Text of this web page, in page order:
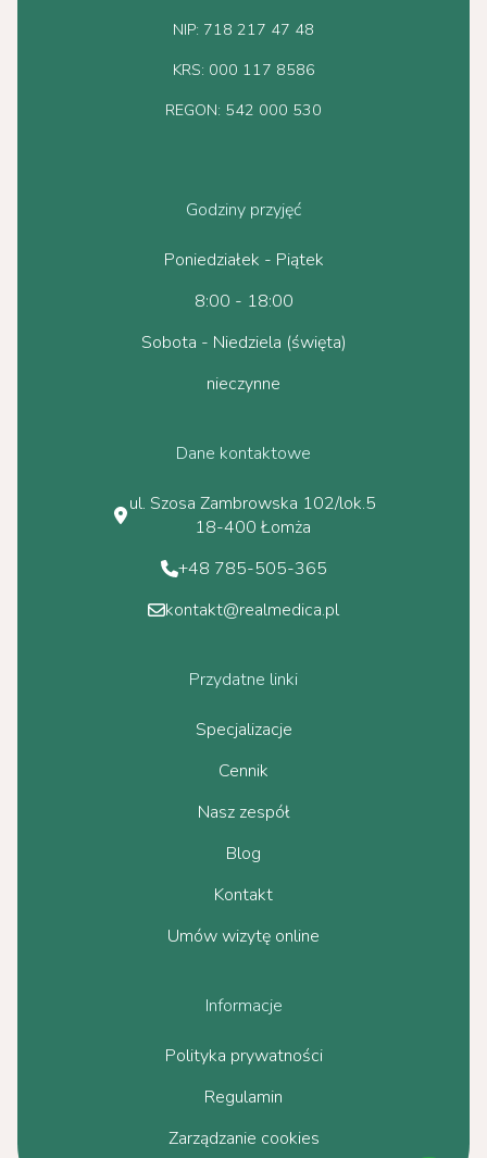
NIP: 718 217 47 48
KRS: 000 117 8586
REGON: 542 000 530
Godziny przyjęć
Poniedziałek - Piątek
8:00 - 18:00
Sobota - Niedziela (święta)
nieczynne
Dane kontaktowe
ul. Szosa Zambrowska 102/lok.5
18-400 Łomża
+48 785-505-365
kontakt@realmedica.pl
Przydatne linki
Specjalizacje
Cennik
Nasz zespół
Blog
Kontakt
Umów wizytę online
Informacje
Polityka prywatności
Regulamin
Zarządzanie cookies